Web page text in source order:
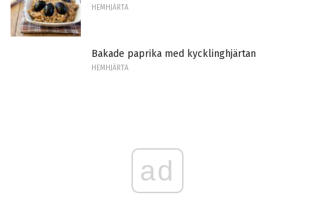
HEMHJÄRTA
Bakade paprika med kycklinghjärtan
HEMHJÄRTA
ad